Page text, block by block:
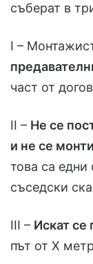
съберат в
I –
част от
II – Не се
и не се
това са едни
съседски
III – Искат
път от Х